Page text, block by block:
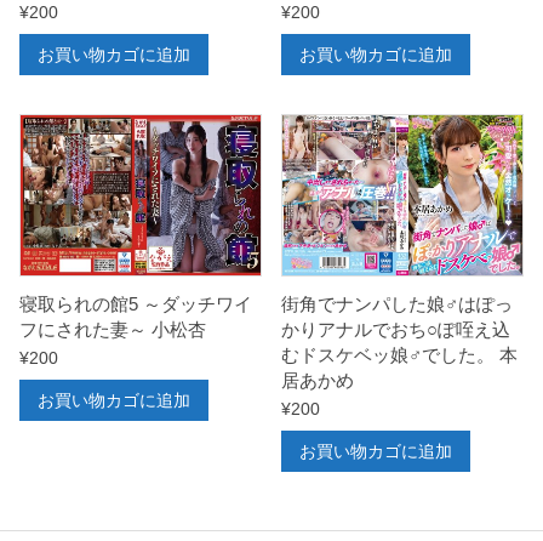
¥200
お買い物カゴに追加
¥200
お買い物カゴに追加
寝取られの館5 ～ダッチワイ
フにされた妻～ 小松杏
¥200
お買い物カゴに追加
街角でナンパした娘♂はぽっ
かりアナルでおち○ぽ咥え込
むドスケベッ娘♂でした。 本
居あかめ
¥200
お買い物カゴに追加